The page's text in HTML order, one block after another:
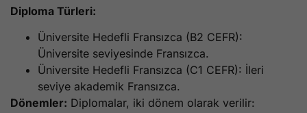
Diploma Türleri:
Üniversite Hedefli Fransızca (B2 CEFR):
Üniversite seviyesinde Fransızca.
Üniversite Hedefli Fransızca (C1 CEFR): İleri
seviye akademik Fransızca.
Dönemler: Diplomalar, iki dönem olarak verilir: